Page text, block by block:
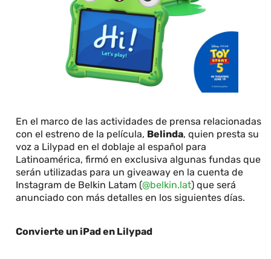
En el marco de las actividades de prensa relacionadas
con el estreno de la película, Belinda, quien presta su
voz a Lilypad en el doblaje al español para
Latinoamérica, firmó en exclusiva algunas fundas que
serán utilizadas para un giveaway en la cuenta de
Instagram de Belkin Latam (@belkin.lat) que será
anunciado con más detalles en los siguientes días.
Convierte un iPad en Lilypad